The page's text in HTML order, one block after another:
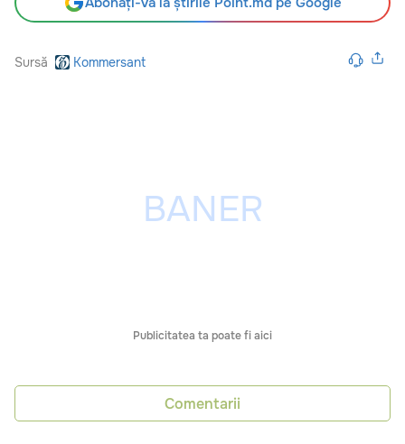
Sursă Kommersant
Publicitatea ta poate fi aici
Comentarii